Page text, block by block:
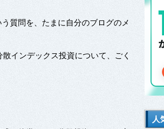
質問を、たまに自分のブログのメ
インデックス投資について、ごく
人